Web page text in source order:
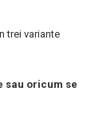
trei variante
sau oricum se